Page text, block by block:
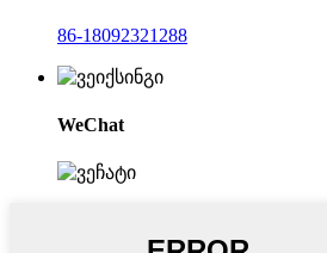
86-18092321288
WeChat